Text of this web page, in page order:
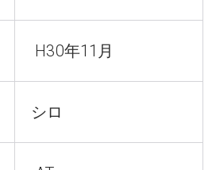
H30年11月
シロ